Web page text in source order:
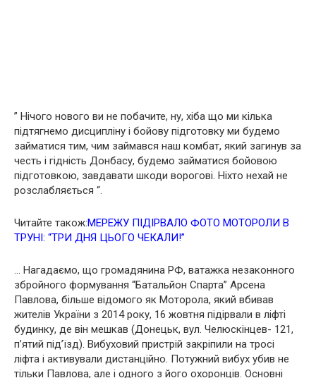
” Нічого нового ви не побачите, ну, хіба що ми кілька
підтягнемо дисципліну і бойову підготовку ми будемо
займатися тим, чим займався наш комбат, який загинув за
честь і гідність Донбасу, будемо займатися бойовою
підготовкою, завдавати шкоди ворогові. Ніхто нехай не
розслабляється “.
Читайте також:МЕРЕЖУ ПІДІРВАЛО ФОТО МОТОРОЛИ В
ТРУНІ: “ТРИ ДНЯ ЦЬОГО ЧЕКАЛИ!”
… Нагадаємо, що громадянина РФ, ватажка незаконного
збройного формування “Батальйон Спарта” Арсена
Павлова, більше відомого як Моторола, який вбивав
жителів України з 2014 року, 16 жовтня підірвали в ліфті
будинку, де він мешкав (Донецьк, вул. Челюскінцев- 121,
п’ятий під’їзд). Вибуховий пристрій закріпили на тросі
ліфта і активували дистанційно. Потужний вибух убив не
тільки Павлова, але і одного з його охоронців. Основні